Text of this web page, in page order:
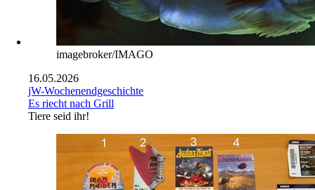
imagebroker/IMAGO
16.05.2026
jW-Wochenendgeschichte
Es riecht nach Grill
Tiere seid ihr!